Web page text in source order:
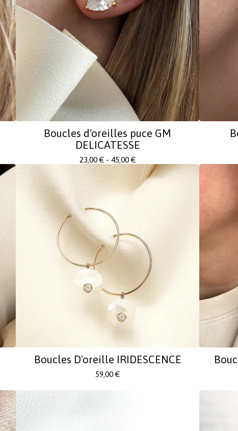
Boucles d'oreilles puce GM
DELICATESSE
23,00 € - 45,00 €
Boucles D'oreille IRIDESCENCE
59,00 €